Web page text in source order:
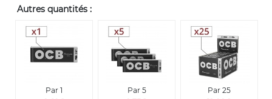
Autres quantités :
Par 1
Par 5
Par 25